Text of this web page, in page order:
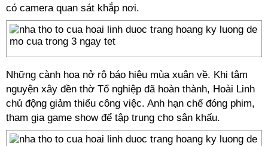
có camera quan sát khắp nơi.
Những cành hoa nở rộ báo hiệu mùa xuân về. Khi tâm
nguyện xây đền thờ Tổ nghiệp đã hoàn thành, Hoài Linh
chủ động giảm thiểu công việc. Anh hạn chế đóng phim,
tham gia game show để tập trung cho sân khấu.